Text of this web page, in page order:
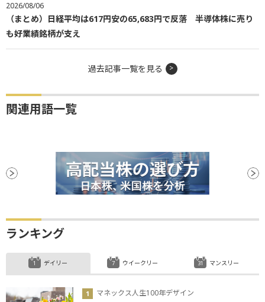
2026/08/06
（まとめ）日経平均は617円安の65,683円で反落 半導体株に売り
も好業績銘柄が支え
過去記事一覧を見る
関連用語一覧
ランキング
デイリー
マネックス人生100年デザイン
ウイークリー マンスリー